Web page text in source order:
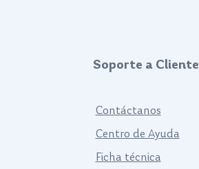
Soporte a Cliente
Contáctanos
Centro de Ayuda
Ficha técnica